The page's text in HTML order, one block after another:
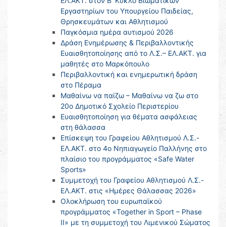
Εργαστηρίων του Υπουργείου Παιδείας,
Θρησκευμάτων και Αθλητισμού
Παγκόσμια ημέρα αυτισμού 2026
Δράση Ενημέρωσης & Περιβαλλοντικής
Ευαισθητοποίησης από το Λ.Σ.– ΕΛ.ΑΚΤ. για
μαθητές στο Μαρκόπουλο
Περιβαλλοντική και ενημερωτική δράση
στο Πέραμα
Μαθαίνω να παίζω – Μαθαίνω να ζω στο
20ο Δημοτικό Σχολείο Περιστερίου
Ευαισθητοποίηση για θέματα ασφάλειας
στη θάλασσα
Επίσκεψη του Γραφείου Αθλητισμού Λ.Σ.-
ΕΛ.ΑΚΤ. στο 4ο Νηπιαγωγείο Παλλήνης στο
πλαίσιο του προγράμματος «Safe Water
Sports»
Συμμετοχή του Γραφείου Αθλητισμού Λ.Σ.-
ΕΛ.ΑΚΤ. στις «Ημέρες Θάλασσας 2026»
Ολοκλήρωση του ευρωπαϊκού
προγράμματος «Together in Sport – Phase
II» με τη συμμετοχή του Λιμενικού Σώματος